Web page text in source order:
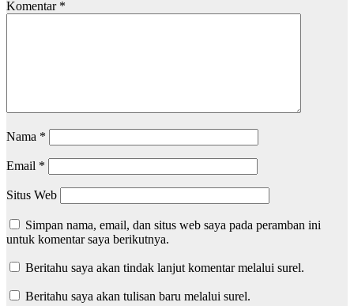
Komentar *
Nama *
Email *
Situs Web
Simpan nama, email, dan situs web saya pada peramban ini
untuk komentar saya berikutnya.
Beritahu saya akan tindak lanjut komentar melalui surel.
Beritahu saya akan tulisan baru melalui surel.